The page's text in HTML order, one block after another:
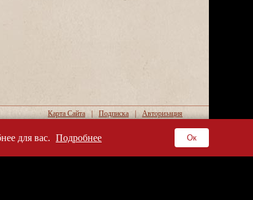
Карта Сайта | Подписка |
Авторизация
для вас. Подробнее Ок